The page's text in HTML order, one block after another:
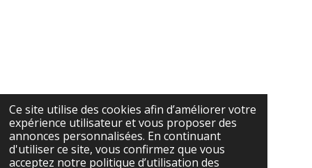
Ce site utilise des cookies afin d’améliorer votre
expérience utilisateur et vous proposer des
annonces personnalisées. En continuant
d'utiliser ce site, vous confirmez que vous
acceptez notre politique d’utilisation des